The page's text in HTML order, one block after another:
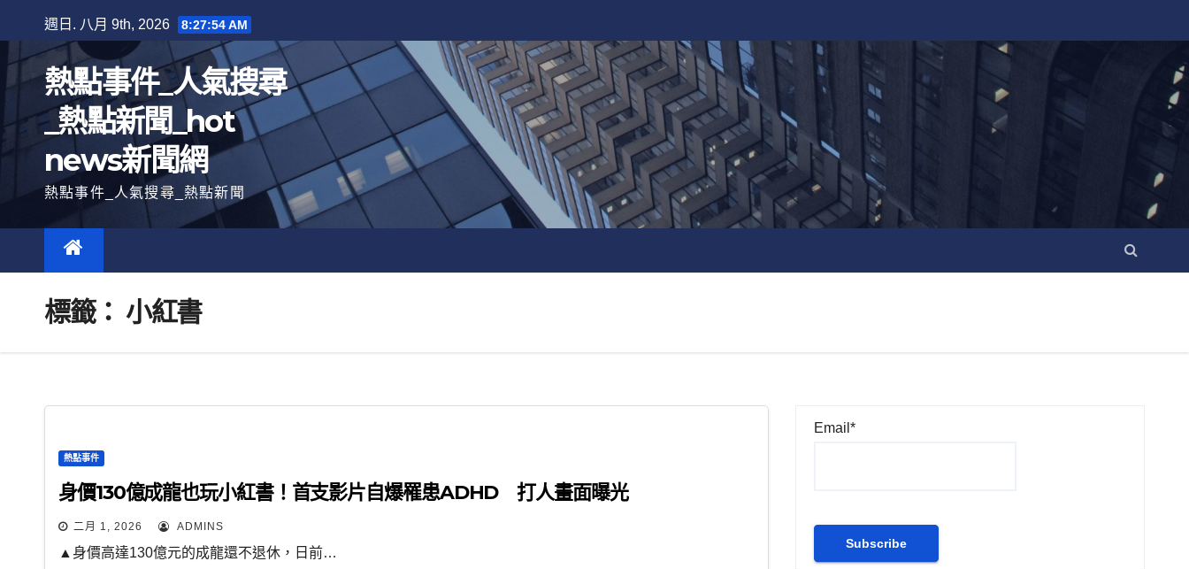
至
內
週日. 八月 9th, 2026 8:27:55 AM
熱點事件_人氣搜尋
_熱點新聞_hot
news新聞網
熱點事件_人氣搜尋_熱點新聞
標籤： 小紅書
熱點事件
身價130億成龍也玩小紅書！首支影片自爆罹患ADHD 打人畫面曝光
二月 1, 2026 ADMINS
▲身價高達130億元的成龍還不退休，日前…
Email*